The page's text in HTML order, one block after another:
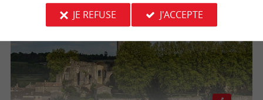
JE REFUSE
J'ACCEPTE